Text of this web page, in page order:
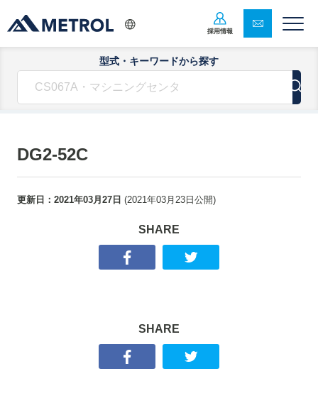
採用情報
型式・キーワードから探す
DG2-52C
更新日： 2021年03月27日 (2021年03月23日 公開)
SHARE
SHARE